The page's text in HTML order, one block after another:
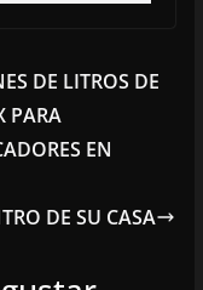
DE LITROS DE
PARA
EN
DE SU CASA